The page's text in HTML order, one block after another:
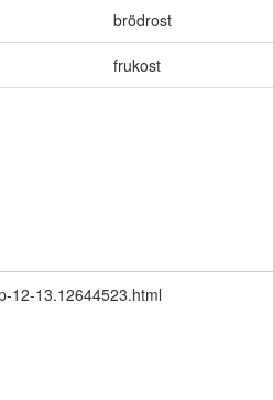
brödrost
frukost
12-13.12644523.html